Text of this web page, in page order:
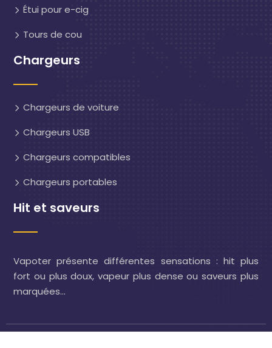
Étui pour e-cig
Tours de cou
Chargeurs
Chargeurs de voiture
Chargeurs USB
Chargeurs compatibles
Chargeurs portables
Hit et saveurs
Vapoter présente différentes sensations : hit plus
fort ou plus doux, vapeur plus dense ou saveurs plus
marquées…